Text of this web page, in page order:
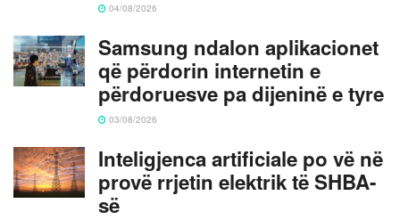
04/08/2026
Samsung ndalon aplikacionet
që përdorin internetin e
përdoruesve pa dijeninë e tyre
03/08/2026
Inteligjenca artificiale po vë në
provë rrjetin elektrik të SHBA-
së